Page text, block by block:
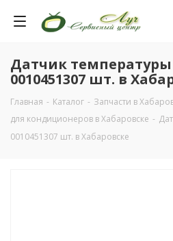
Датчик
0010451307 шт. в
Главная - Каталог - Запчасти в
для кондиционеров в Хабаровске -
0010451307 шт. в Хабаровске